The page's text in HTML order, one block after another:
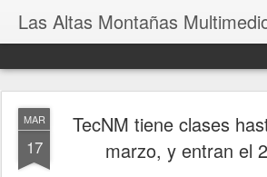
Las Altas Montañas
MAR
17
TecNM tiene clases
marzo, y entran el